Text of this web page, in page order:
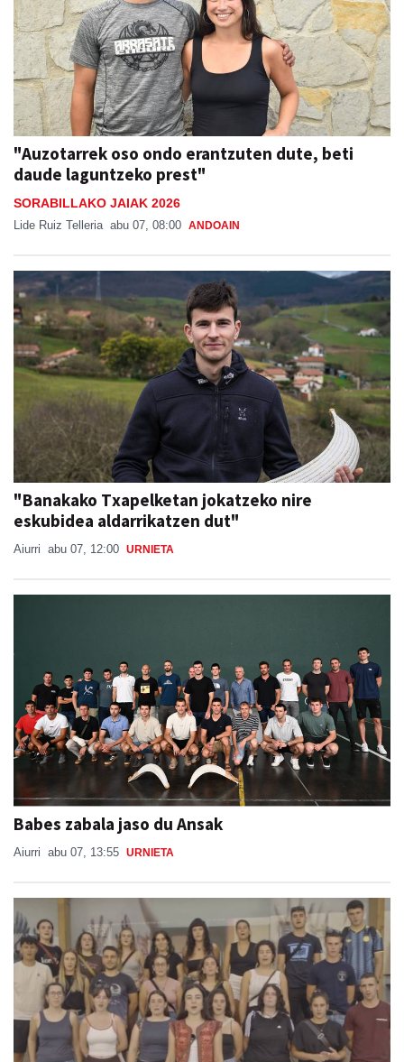
"Auzotarrek oso ondo erantzuten dute, beti
daude laguntzeko prest"
SORABILLAKO JAIAK 2026
Lide Ruiz Telleria abu 07, 08:00 ANDOAIN
"Banakako Txapelketan jokatzeko nire
eskubidea aldarrikatzen dut"
Aiurri abu 07, 12:00 URNIETA
Babes zabala jaso du Ansak
Aiurri abu 07, 13:55 URNIETA